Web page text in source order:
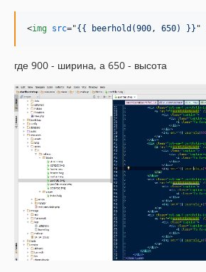
<img src="{{ beerhold(900, 650) }} "
где 900 - ширина, а 650 - высота